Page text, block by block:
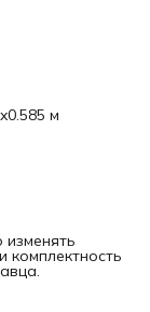
м
комплектность